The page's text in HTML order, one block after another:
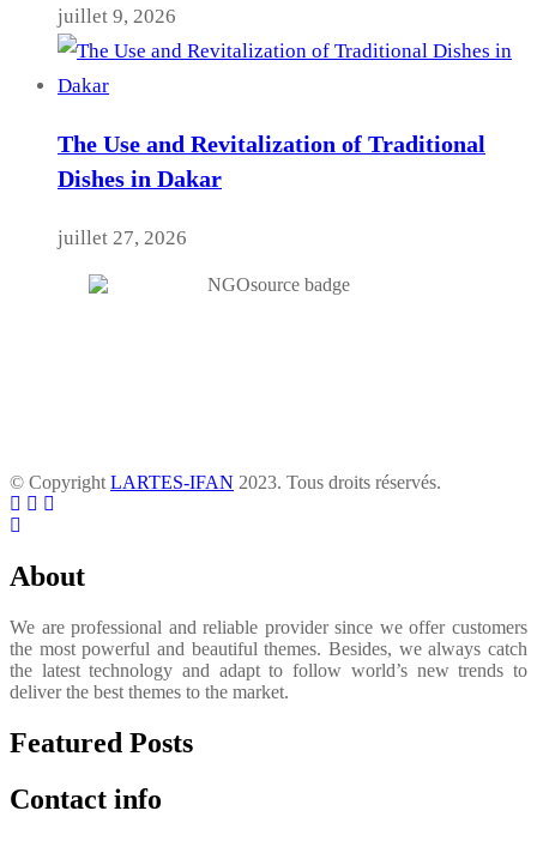
juillet 9, 2026
The Use and Revitalization of Traditional
Dishes in Dakar
juillet 27, 2026
© Copyright LARTES-IFAN 2023. Tous droits réservés.
About
We are professional and reliable provider since we offer customers
the most powerful and beautiful themes. Besides, we always catch
the latest technology and adapt to follow world’s new trends to
deliver the best themes to the market.
Featured Posts
Contact info